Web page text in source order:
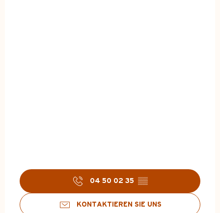
04 50 02 35 ▒▒
KONTAKTIEREN SIE UNS